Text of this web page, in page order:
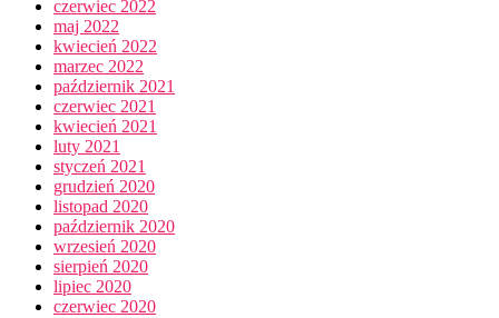
czerwiec 2022
maj 2022
kwiecień 2022
marzec 2022
październik 2021
czerwiec 2021
kwiecień 2021
luty 2021
styczeń 2021
grudzień 2020
listopad 2020
październik 2020
wrzesień 2020
sierpień 2020
lipiec 2020
czerwiec 2020